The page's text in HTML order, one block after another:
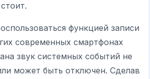
функцией записи
современных смартфонах
звук системных событий не
может быть отключен. Сделав